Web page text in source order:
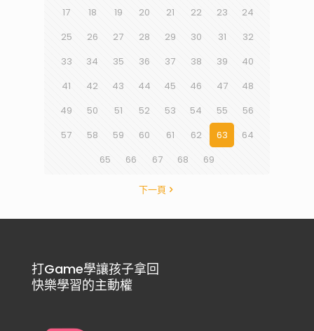
17
18 19 20 21 22 23
24
25
26 27 28 29 30 31
32
33
34 35 36 37 38 39
40
41
42 43 44 45 46 47
48
49
50 51 52 53 54 55
56
57
58 59 60 61 62 63
64
65
66 67 68 69
下一頁
打Game學讓孩子拿回
快樂學習的主動權